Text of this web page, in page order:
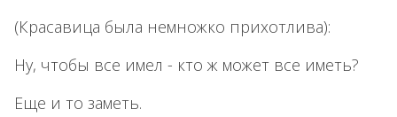
(Красавица была немножко прихотлива):
Ну, чтобы все имел - кто ж может все иметь?
Еще и то заметь.